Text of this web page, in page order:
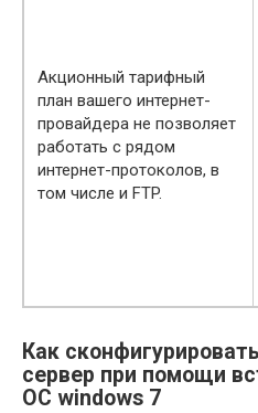
Акционный тарифный
план вашего интернет-
провайдера не позволяет
работать с рядом
интернет-протоколов, в
том числе и FTP.
Как
сервер при помощи
ОС windows 7